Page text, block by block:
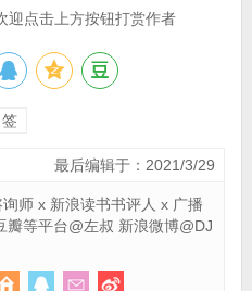
迎点击上方按钮打赏作者
签
最后编辑于：2021/3/29
师 x 新浪读书书评人 x 广播
瓣等平台@左叔 新浪微博@DJ